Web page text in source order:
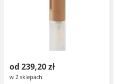
od 239,20 zł
w 2 sklepach